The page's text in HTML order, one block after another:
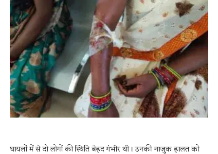
घायलों में से दो लोगों की स्थिति बेहद गंभीर थी। उनकी नाजुक हालत को